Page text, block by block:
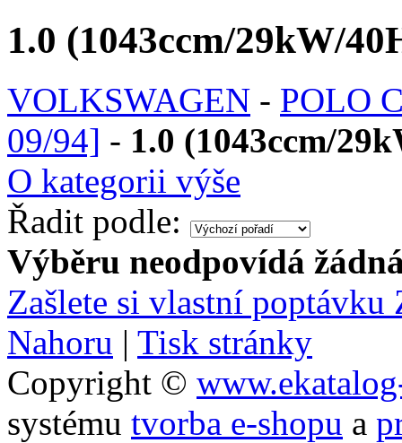
1.0 (1043ccm/29kW/
VOLKSWAGEN - POLO
09/94] - 1.0 (1043ccm/
O kategorii výše
Řadit podle:
Výběru neodpovídá
Zašlete si vlastní poptávku
Nahoru | Tisk stránky
Copyright ©
systému tvorba e-shopu a